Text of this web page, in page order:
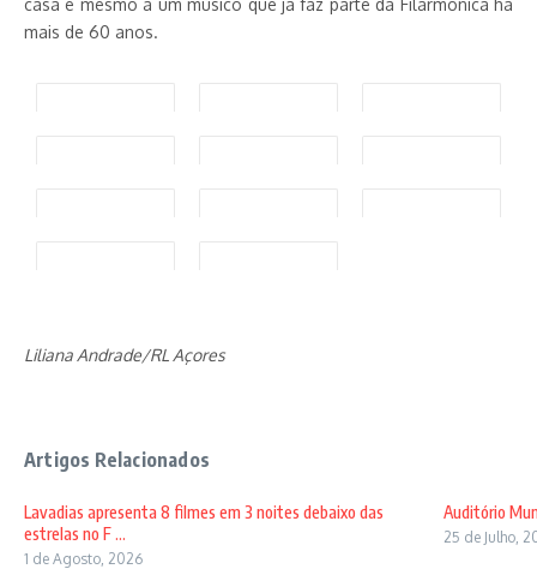
casa e mesmo a um músico que já faz parte da Filarmónica há
mais de 60 anos.
Liliana Andrade/RL Açores
Artigos Relacionados
Lavadias apresenta 8 filmes em 3 noites debaixo das
estrelas no F ...
1 de Agosto, 2026
Auditório
25 de Julho,